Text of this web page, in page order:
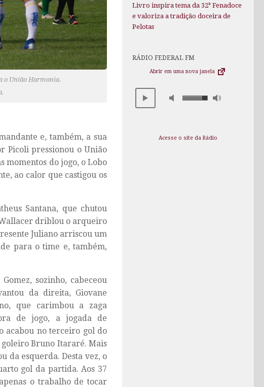
o União Harmonia.
e, também, a sua
Picoli pressionou o União
momentos do jogo, o Lobo
ao calor que castigou os
Santana, que chutou
driblou o arqueiro
Juliano arriscou um
para o time e, também,
sozinho, cabeceou
da direita, Giovane
que carimbou a zaga
de jogo, a jogada de
acabou no terceiro gol do
Bruno Itararé. Mais
da esquerda. Desta vez, o
gol da partida. Aos 37
o trabalho de tocar
Livro inspira tema da 32ª Fenadoce
e valoriza a tradição doceira de
Pelotas
RÁDIO FEDERAL FM
Abrir em uma nova janela
Acesse o site da Rádio